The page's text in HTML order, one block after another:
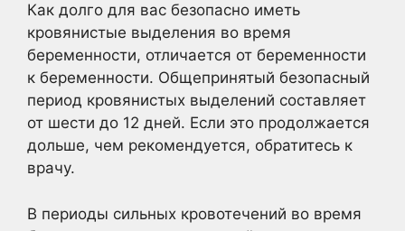
Как долго для вас безопасно иметь
кровянистые выделения во время
беременности, отличается от беременности
к беременности. Общепринятый безопасный
период кровянистых выделений составляет
от шести до 12 дней. Если это продолжается
дольше, чем рекомендуется, обратитесь к
врачу.
В периоды сильных кровотечений во время